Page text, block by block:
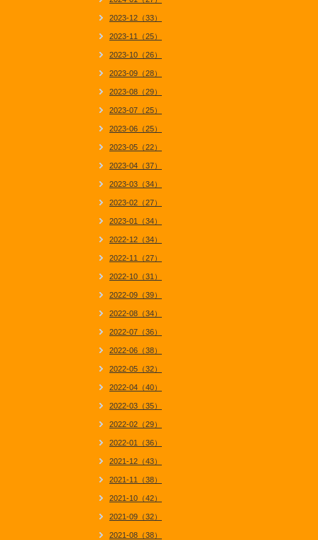
2023-12（33）
2023-11（25）
2023-10（26）
2023-09（28）
2023-08（29）
2023-07（25）
2023-06（25）
2023-05（22）
2023-04（37）
2023-03（34）
2023-02（27）
2023-01（34）
2022-12（34）
2022-11（27）
2022-10（31）
2022-09（39）
2022-08（34）
2022-07（36）
2022-06（38）
2022-05（32）
2022-04（40）
2022-03（35）
2022-02（29）
2022-01（36）
2021-12（43）
2021-11（38）
2021-10（42）
2021-09（32）
2021-08（38）